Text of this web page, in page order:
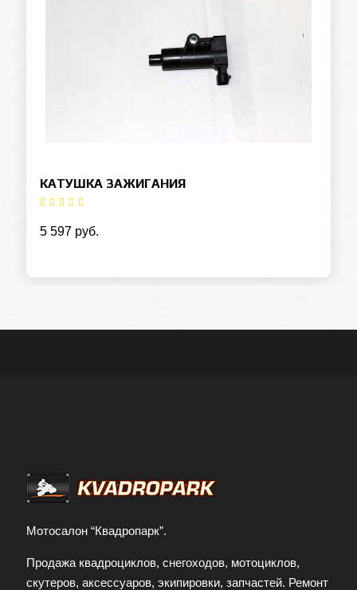
КАТУШКА ЗАЖИГАНИЯ
5 597 руб.
Мотосалон “Квадропарк”.
Продажа квадроциклов, снегоходов, мотоциклов,
скутеров, аксессуаров, экипировки, запчастей. Ремонт